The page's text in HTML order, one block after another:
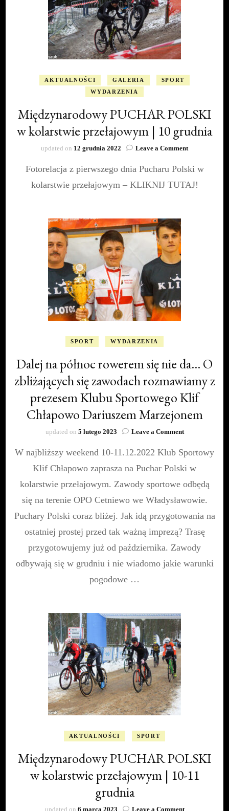
AKTUALNOŚCI GALERIA
SPORT
WYDARZENIA
Międzynarodowy PUCHAR POLSKI
w kolarstwie przełajowym | 10 grudnia
updated on 12 grudnia 2022 Leave a Commenton
PUCHAR
w
Fotorelacja z pierwszego dnia Pucharu Polski w
kolarstwie przełajowym – KLIKNIJ TUTAJ!
SPORT WYDARZENIA
Dalej na północ rowerem się nie da… O
zbliżających się zawodach rozmawiamy z
prezesem Klubu Sportowego Klif
Chłapowo Dariuszem Marzejonem
updated on 5 lutego 2023 Leave a Commenton
na
rowerem
się
da…
się
zawodach
rozmawiamy
z
W najbliższy weekend 10-11.12.2022 Klub Sportowy
Klif Chłapowo zaprasza na Puchar Polski w
kolarstwie przełajowym. Zawody sportowe odbędą
się na terenie OPO Cetniewo we Władysławowie.
Puchary Polski coraz bliżej. Jak idą przygotowania na
ostatniej prostej przed tak ważną imprezą? Trasę
przygotowujemy już od października. Zawody
odbywają się w grudniu i nie wiadomo jakie warunki
pogodowe …
AKTUALNOŚCI SPORT
Międzynarodowy PUCHAR POLSKI
w kolarstwie przełajowym | 10-11
grudnia
updated on 6 marca 2023 Leave a Commenton